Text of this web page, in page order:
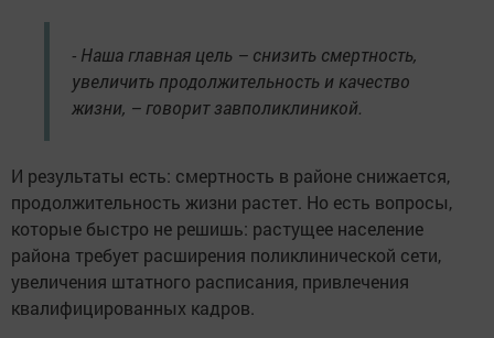
- Наша главная цель – снизить смертность,
увеличить продолжительность и качество
жизни, – говорит завполиклиникой.
И результаты есть: смертность в районе снижается,
продолжительность жизни растет. Но есть вопросы,
которые быстро не решишь: растущее население
района требует расширения поликлинической сети,
увеличения штатного расписания, привлечения
квалифицированных кадров.